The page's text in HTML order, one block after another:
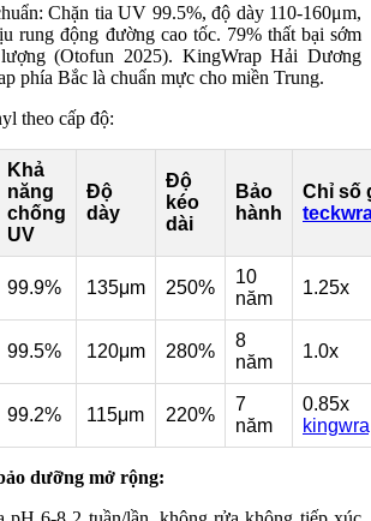
Chặn tia UV 99.5%, độ dày 110-160μm,
rung động đường cao tốc. 79% thất bại sớm
(Otofun 2025). KingWrap Hải Dương
phía Bắc là chuẩn mực cho miền Trung.​
theo cấp độ:
Khả
năng
chống
UV
Độ
dày
Độ
kéo
dài
Bảo
hành
Chỉ số
99.9% 135μm 250%
10
năm
1.25x
99.5% 120μm 280%
8
năm
1.0x
99.2% 115μm 220%
7
năm
0.85x
dưỡng mở rộng: